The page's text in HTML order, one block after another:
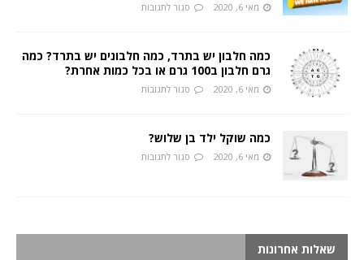
מאי 6, 2020 סגור לתגובות
כמה חלבון יש בתרד, כמה חלבונים יש בתרד? כמה
גרם חלבון ב100 גרם או בכל כמות אחרת?
מאי 6, 2020 סגור לתגובות
כמה שוקל ילד בן שלוש?
מאי 6, 2020 סגור לתגובות
שאלות אחרונות